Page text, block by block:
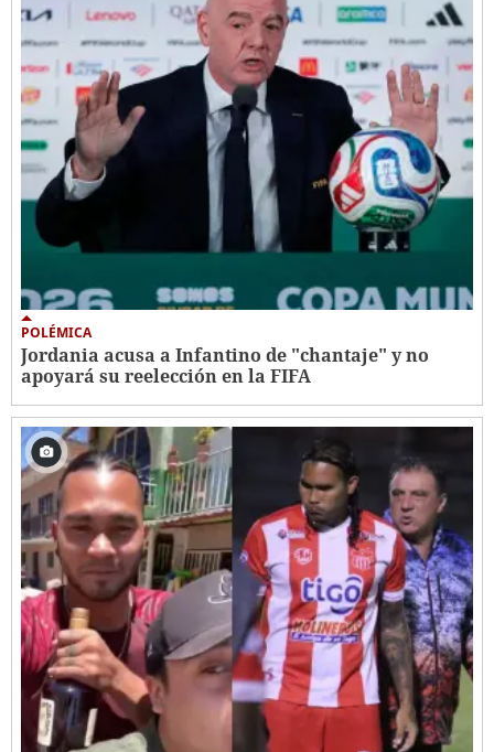
POLÉMICA
Jordania acusa a Infantino de "chantaje" y no
apoyará su reelección en la FIFA